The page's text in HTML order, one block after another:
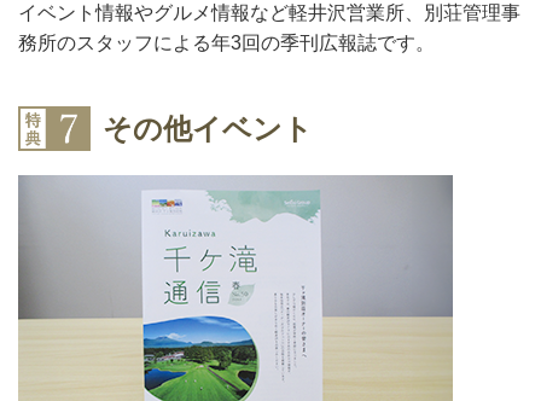
イベント情報やグルメ情報など軽井沢営業所、別荘管理事
務所のスタッフによる年3回の季刊広報誌です。
その他イベント